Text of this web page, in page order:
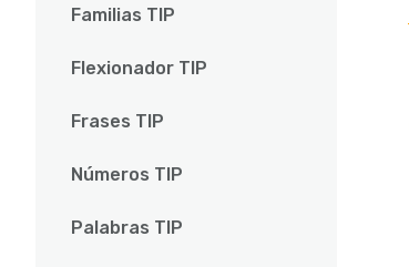
Familias TIP
Flexionador TIP
Frases TIP
Números TIP
Palabras TIP